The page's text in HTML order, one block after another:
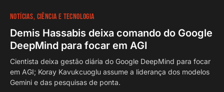
NOTÍCIAS CIÊNCIA E TECNOLOGIA
Demis Hassabis deixa comando do Google
DeepMind para focar em AGI
Cientista deixa gestão diária do Google DeepMind para focar
em AGI; Koray Kavukcuoglu assume a liderança dos modelos
Gemini e das pesquisas de ponta.